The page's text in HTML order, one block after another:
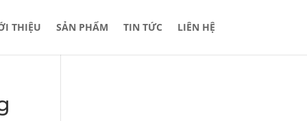
THIỆU SẢN PHẨM TIN TỨC LIÊN HỆ